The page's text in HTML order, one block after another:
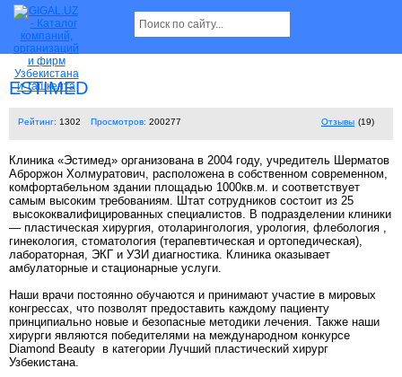
ESTIMED
Рейтинг: 1302 Просмотров: 200277 Отзывы (19)
Клиника «Эстимед» организована в 2004 году, учредитель Шерматов
Аброржон Холмуратович, расположена в собственном современном,
комфортабельном здании площадью 1000кв.м. и соответствует
самым высоким требованиям. Штат сотрудников состоит из 25
высококвалифицированных специалистов. В подразделении клиники
— пластическая хирургия, отоларингология, урология, флебология ,
гинекология, стоматология (терапевтическая и ортопедическая),
лабораторная, ЭКГ и УЗИ диагностика. Клиника оказывает
амбулаторные и стационарные услуги.
Наши врачи постоянно обучаются и принимают участие в мировых
конгрессах, что позволят предоставить каждому пациенту
принципиально новые и безопасные методики лечения. Также наши
хирурги являются победителями на международном конкурсе
Diamond Beauty в категории Лучший пластический хирург
Узбекистана.